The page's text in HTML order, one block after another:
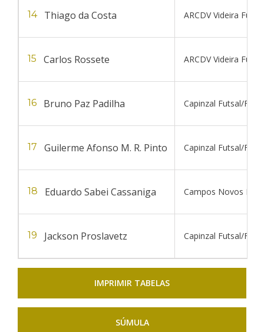
14 Thiago da Costa ARCDV Videira Futsal
15 Carlos Rossete ARCDV Videira Futsal
16 Bruno Paz Padilha Capinzal Futsal/FME
17 Guilerme Afonso M. R. Pinto Capinzal Futsal/FME
18 Eduardo Sabei Cassaniga Campos Novos
19 Jackson Proslavetz Capinzal Futsal/FME
IMPRIMIR TABELAS
SÚMULA